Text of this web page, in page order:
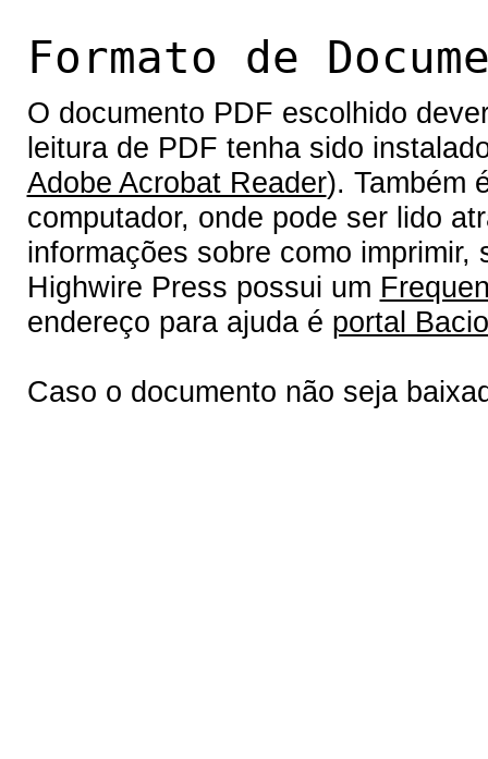
Formato de
O documento PDF escolhido
leitura de PDF tenha sido
Adobe Acrobat Reader). Também
computador, onde pode ser lido
informações sobre como
Highwire Press possui um
endereço para ajuda é portal
Caso o documento não seja